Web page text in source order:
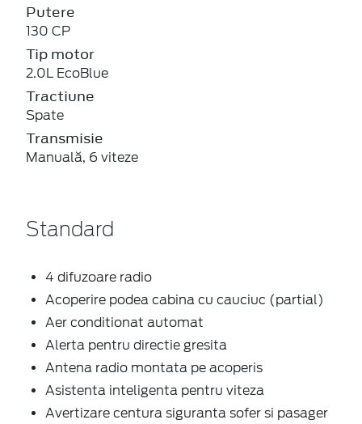
Putere
130 CP
Tip motor
2.0L EcoBlue
Tractiune
Spate
Transmisie
Manuală, 6 viteze
Standard
4 difuzoare radio
Acoperire podea cabina cu cauciuc (partial)
Aer conditionat automat
Alerta pentru directie gresita
Antena radio montata pe acoperis
Asistenta inteligenta pentru viteza
Avertizare centura siguranta sofer si pasager